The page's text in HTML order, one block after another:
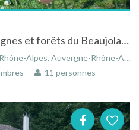
Maison de famille entre vignes et forêts du Beaujolais à Les Ardillats - Rhône - Rhône-Alpes
Alpes, Auvergne-Rhône-Alpes, France
11 personnes